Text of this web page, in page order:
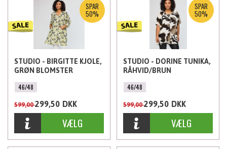
SPAR
50%
STUDIO - BIRGITTE KJOLE,
GRØN BLOMSTER
46/48
599,00299,50 DKK
SPAR
50%
STUDIO - DORINE TUNIKA,
RÅHVID/BRUN
46/48
599,00299,50 DKK